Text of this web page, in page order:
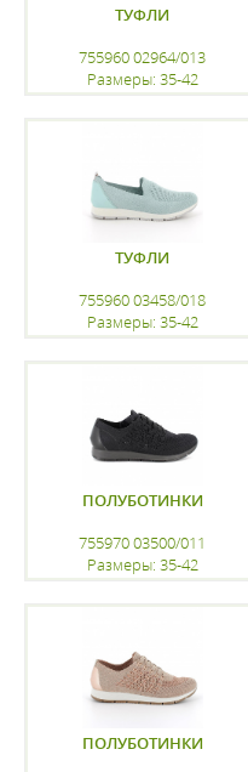
ТУФЛИ
755960 02964/013
Размеры: 35-42
ТУФЛИ
755960 03458/018
Размеры: 35-42
ПОЛУБОТИНКИ
755970 03500/011
Размеры: 35-42
ПОЛУБОТИНКИ